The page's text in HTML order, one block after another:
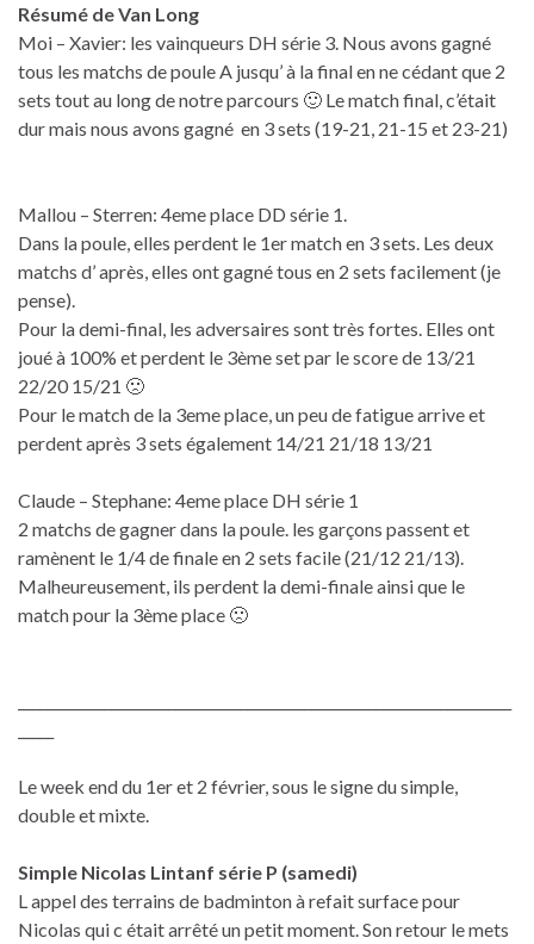
Résumé de Van Long
Moi – Xavier: les vainqueurs DH série 3. Nous avons gagné
tous les matchs de poule A jusqu’ à la final en ne cédant que 2
sets tout au long de notre parcours 🙂 Le match final, c’était
dur mais nous avons gagné en 3 sets (19-21, 21-15 et 23-21)
Mallou – Sterren: 4eme place DD série 1.
Dans la poule, elles perdent le 1er match en 3 sets. Les deux
matchs d’ après, elles ont gagné tous en 2 sets facilement (je
pense).
Pour la demi-final, les adversaires sont très fortes. Elles ont
joué à 100% et perdent le 3ème set par le score de 13/21
22/20 15/21 🙁
Pour le match de la 3eme place, un peu de fatigue arrive et
perdent après 3 sets également 14/21 21/18 13/21
Claude – Stephane: 4eme place DH série 1
2 matchs de gagner dans la poule. les garçons passent et
ramènent le 1/4 de finale en 2 sets facile (21/12 21/13).
Malheureusement, ils perdent la demi-finale ainsi que le
match pour la 3ème place 🙁
Le week end du 1er et 2 février, sous le signe du simple,
double et mixte.
Simple Nicolas Lintanf série P (samedi)
L appel des terrains de badminton à refait surface pour
Nicolas qui c était arrêté un petit moment. Son retour le mets